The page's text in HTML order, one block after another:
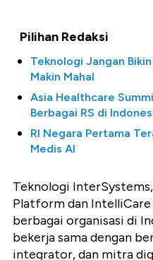
Pilihan Redaksi
Teknologi Jangan
Makin Mahal
Asia Healthcare
Berbagai RS di
RI Negara Pertama
Medis AI
Teknologi
Platform dan
berbagai organisasi di
bekerja sama dengan
integrator, dan mitra